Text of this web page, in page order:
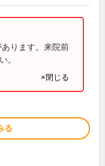
ります。来院前
。
×閉じる
る